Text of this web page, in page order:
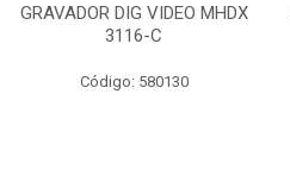
GRAVADOR DIG VIDEO MHDX
3116-C
Código: 580130